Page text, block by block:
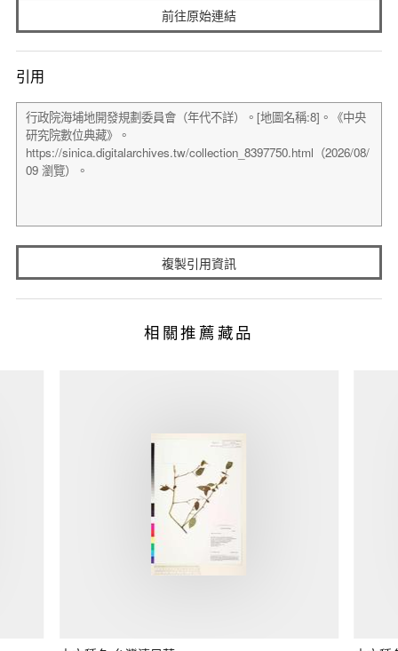
前往原始連結
引用
複製引用資訊
相關推薦藏品